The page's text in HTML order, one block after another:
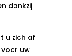
dankzij
u zich af
uw